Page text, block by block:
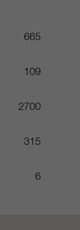
665
109
2700
315
6